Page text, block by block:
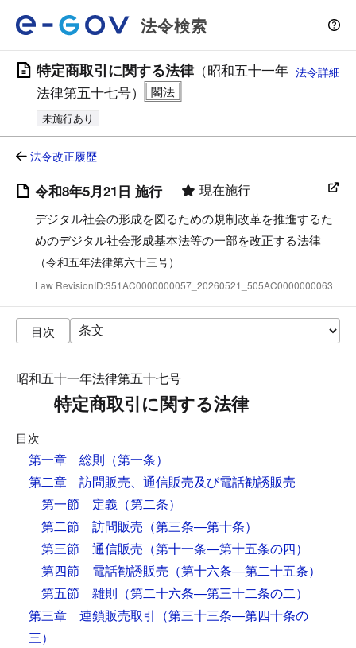
法令検索
特定商取引に関する法律（昭和五十一年
法律第五十七号）
未施行あり
法令詳細
法令改正履歴
令和8年5月21日 施行 現在施行
デジタル社会の形成を図るための規制改革を推進するた
めのデジタル社会形成基本法等の一部を改正する法律
（令和五年法律第六十三号）
Law RevisionID:351AC0000000057_20260521_505AC0000000063
目次
昭和五十一年法律第五十七号
特定商取引に関する法律
目次
第一章 総則 （第一条）
第二章 訪問販売、通信販売及び電話勧誘販売
第一節 定義 （第二条）
第二節 訪問販売 （第三条―第十条）
第三節 通信販売 （第十一条―第十五条の四）
第四節 電話勧誘販売 （第十六条―第二十五条）
第五節 雑則 （第二十六条―第三十二条の二）
第三章 連鎖販売取引 （第三十三条―第四十条の
三）